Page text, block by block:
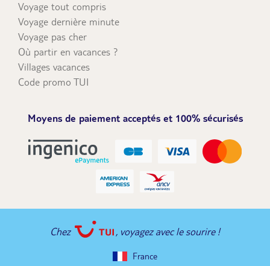
Voyage tout compris
Voyage dernière minute
Voyage pas cher
Où partir en vacances ?
Villages vacances
Code promo TUI
Moyens de paiement acceptés et 100% sécurisés
Chez , voyagez avec le sourire !
France